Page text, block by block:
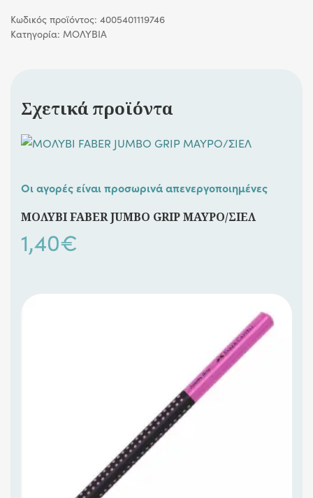
Κωδικός προϊόντος: 4005401119746
Κατηγορία: ΜΟΛΥΒΙΑ
Σχετικά προϊόντα
Οι αγορές είναι προσωρινά απενεργοποιημένες
ΜΟΛΥΒΙ FABER JUMBO GRIP ΜΑΥΡΟ/ΣΙΕΛ
1,40€